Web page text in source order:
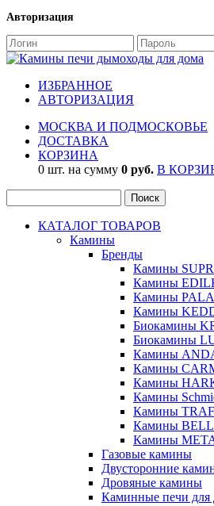
Авторизация
ИЗБРАННОЕ
АВТОРИЗАЦИЯ
МОСКВА И ПОДМОСКОВЬЕ
ДОСТАВКА
КОРЗИНА
0 шт. на сумму 0 руб. В
КАТАЛОГ ТОВАРОВ
Камины
Бренды
Камины
Камины
Камины
Камины
Биокамины
Биокамины
Камины
Камины
Камины
Камины
Камины
Камины
Камины МЕТА
Газовые камины
Двусторонние
Дровяные камины
Каминные печи для